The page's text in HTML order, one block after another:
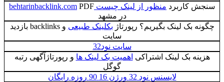
سنجش کاربرد منظور از لینک چیست behtarinbacklink.com PDF
در مشهد
چگونه بک لینک بگیریم؟ رپورتاژ بکلینک طبیعی
و backlinks بازدید
سایت
سایت نود32
هزینه بک لینک اشتراکی اهمیت بک لینک‌ ها و رپورتاژآگهی رتبه
گوگل
لایسنس نود 32 ورژن 16 90 روزه رایگان